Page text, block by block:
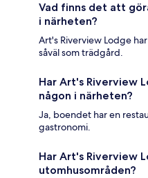
Vad finns det att
i närheten?
Art's Riverview Lodge
såväl som trädgård.
Har Art's Riverview
någon i närheten?
Ja, boendet har en
gastronomi.
Har Art's Riverview
utomhusområden?